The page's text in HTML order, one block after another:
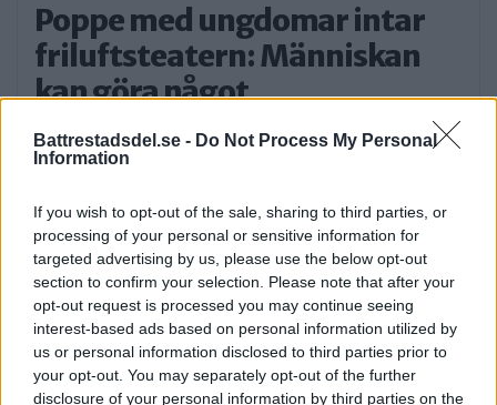
Battrestadsdel.se - Do Not Process My Personal
Information
If you wish to opt-out of the sale, sharing to third parties, or
processing of your personal or sensitive information for
targeted advertising by us, please use the below opt-out
section to confirm your selection. Please note that after your
opt-out request is processed you may continue seeing
interest-based ads based on personal information utilized by
us or personal information disclosed to third parties prior to
your opt-out. You may separately opt-out of the further
disclosure of your personal information by third parties on the
Poppe med ungdomar intar
friluftsteatern: Människan
kan göra något
Nästa vecka blir det gästspel på
Mälarhöjdens Friluftsteater. […]
Elsparkcyklister till sjukhus
efter olycka
På onsdagskvällen körde en elsparkcykel in
i en […]